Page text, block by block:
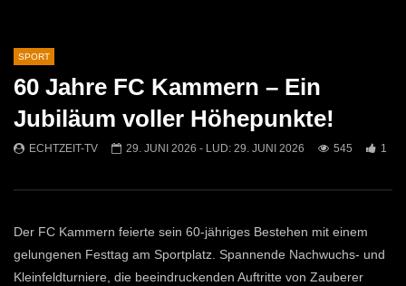
Mautern
1K
0
SPORT
60 Jahre FC Kammern – Ein
Jubiläum voller Höhepunkte!
ECHTZEIT-TV 29. JUNI 2026 - LUD: 29. JUNI 2026 545 1
Der FC Kammern feierte sein 60-jähriges Bestehen mit einem
gelungenen Festtag am Sportplatz. Spannende Nachwuchs- und
Kleinfeldturniere, die beeindruckenden Auftritte von Zauberer